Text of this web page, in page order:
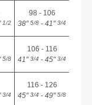
1/2
98 - 106
38"5/8 - 41"3/4
5/8
106 - 116
41"3/4 - 45"3/4
3/4
116 - 126
45"3/4 - 49"5/8